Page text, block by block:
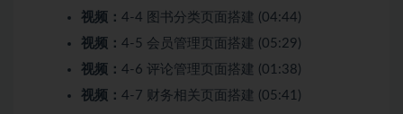
视频： 4-4 图书分类页面搭建 (04:44)
视频： 4-5 会员管理页面搭建 (05:29)
视频： 4-6 评论管理页面搭建 (01:38)
视频： 4-7 财务相关页面搭建 (05:41)